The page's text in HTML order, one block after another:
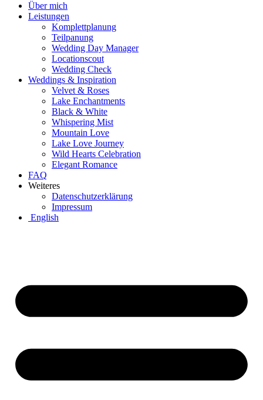
Über mich
Leistungen
Komplettplanung
Teilpanung
Wedding Day Manager
Locationscout
Wedding Check
Weddings & Inspiration
Velvet & Roses
Lake Enchantments
Black & White
Whispering Mist
Mountain Love
Lake Love Journey
Wild Hearts Celebration
Elegant Romance
FAQ
Weiteres
Datenschutzerklärung
Impressum
English